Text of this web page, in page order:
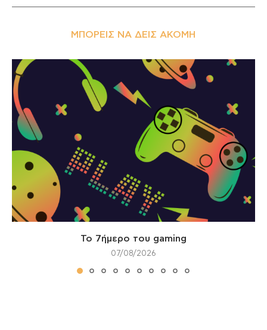
ΜΠΟΡΕΊΣ ΝΑ ΔΕΙΣ ΑΚΌΜΗ
Το 7ήμερο του gaming
07/08/2026